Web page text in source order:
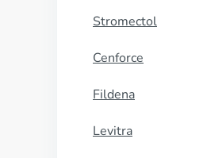
Stromectol
Cenforce
Fildena
Levitra